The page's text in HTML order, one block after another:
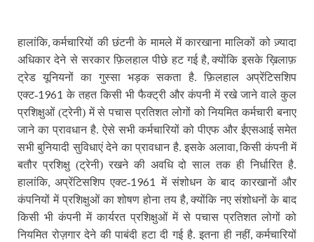
हालांकि,कर्मचारियों की छंटनी के मामले में कारखाना मालिकों को ज़्यादा
अधिकार देने से सरकार फ़िलहाल पीछे हट गई है,क्योंकि इसके ख़िलाफ़
ट्रेड यूनियनों का गुस्सा भड़क सकता है. फ़िलहाल अप्रेंटिसशिप
एक्ट-1961 के तहत किसी भी फैक्ट्री और कंपनी में रखे जाने वाले कुल
प्रशिक्षुओं (ट्रेनी) में से पचास प्रतिशत लोगों को नियमित कर्मचारी बनाए
जाने का प्रावधान है. ऐसे सभी कर्मचारियों को पीएफ और ईएसआई समेत
सभी बुनियादी सुविधाएं देने का प्रावधान है. इसके अलावा,किसी कंपनी में
बतौर प्रशिक्षु (ट्रेनी) रखने की अवधि दो साल तक ही निर्धारित है.
हालांकि, अप्रेंटिसशिप एक्ट-1961 में संशोधन के बाद कारखानों और
कंपनियों में प्रशिक्षुओं का शोषण होना तय है,क्योंकि नए संशोधनों के बाद
किसी भी कंपनी में कार्यरत प्रशिक्षुओं में से पचास प्रतिशत लोगों को
नियमित रोज़गार देने की पाबंदी हटा दी गई है. इतना ही नहीं,कर्मचारियों